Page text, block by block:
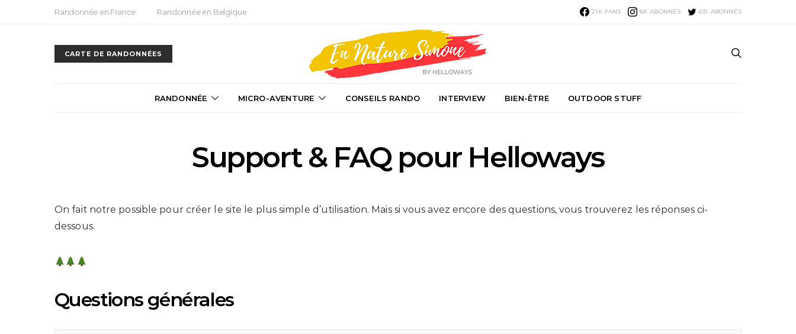
Randonnée en France Randonnée en Belgique 21K FANS 8K ABONNÉS 631 ABONNÉS
CARTE DE RANDONNÉES
RANDONNÉE MICRO-AVENTURE CONSEILS RANDO INTERVIEW BIEN-ÊTRE OUTDOOR STUFF
Support & FAQ pour Helloways
On fait notre possible pour créer le site le plus simple d’utilisation. Mais si vous avez encore des questions, vous trouverez les réponses ci-
dessous.
Questions générales